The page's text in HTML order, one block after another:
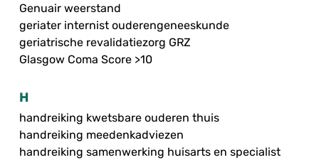
Genuair weerstand
geriater internist ouderengeneeskunde
geriatrische revalidatiezorg GRZ
Glasgow Coma Score >10
H
handreiking kwetsbare ouderen thuis
handreiking meedenkadviezen
handreiking samenwerking huisarts en specialist